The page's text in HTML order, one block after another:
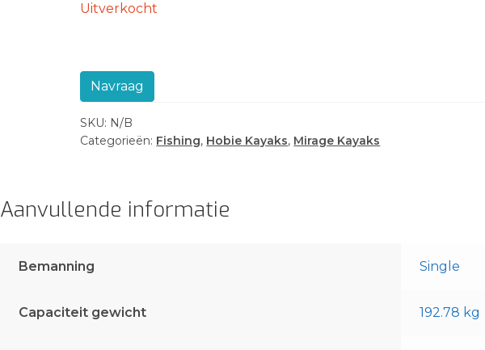
Uitverkocht
Navraag
SKU: N/B
Categorieën: Fishing, Hobie Kayaks, Mirage Kayaks
Aanvullende informatie
Bemanning Single
Capaciteit gewicht 192.78 kg